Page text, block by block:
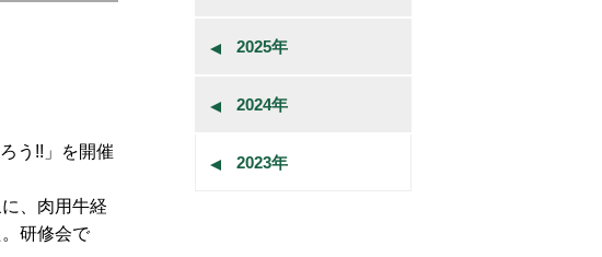
う!!」を開催
、肉用牛経
研修会で
2025年
2024年
2023年